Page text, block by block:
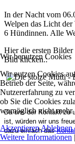
In der Nacht vom
Welpen das Licht
6 Hündinnen. Alle
Hier die ersten Bilder
Bild klicken.:
Da uns der Kontakt zu
ist, würden wir uns
dazu einfach das
Wir benutzen Cookies
Wir nutzen Cookies
Betrieb der Seite,
Nutzererfahrung zu
ob Sie die Cookies
womöglich nicht mehr
AkzeptierenAblehnen
Weitere Informationen |